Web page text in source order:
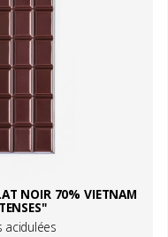
NOIR 70% VIETNAM
acidulées